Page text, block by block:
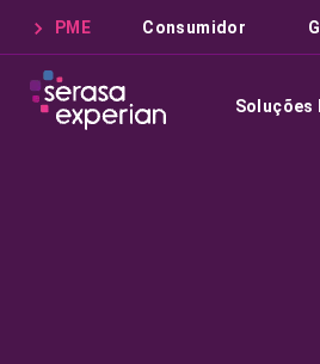
PME Consumidor
Soluções